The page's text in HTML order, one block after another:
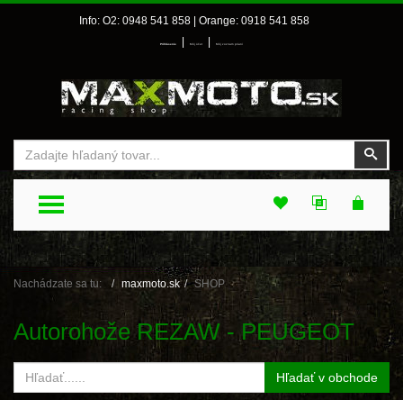
Info: O2: 0948 541 858 | Orange: 0918 541 858
Prihlásenie Môj účet Môj zoznam prianí
TOGGLE MENU
Nachádzate sa tu: maxmoto.sk SHOP
Autorohože REZAW - PEUGEOT
Hľadať v obchode